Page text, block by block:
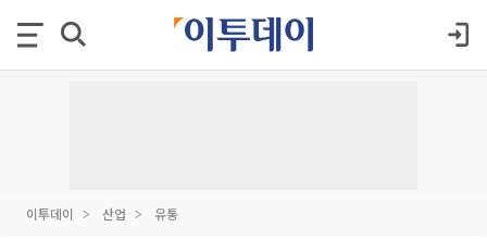
이투데이 산업 유통